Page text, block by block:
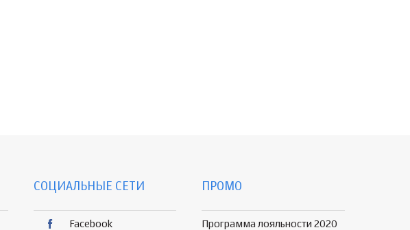
СОЦИАЛЬНЫЕ СЕТИ
Facebook
ПРОМО
Программа лояльности 2020